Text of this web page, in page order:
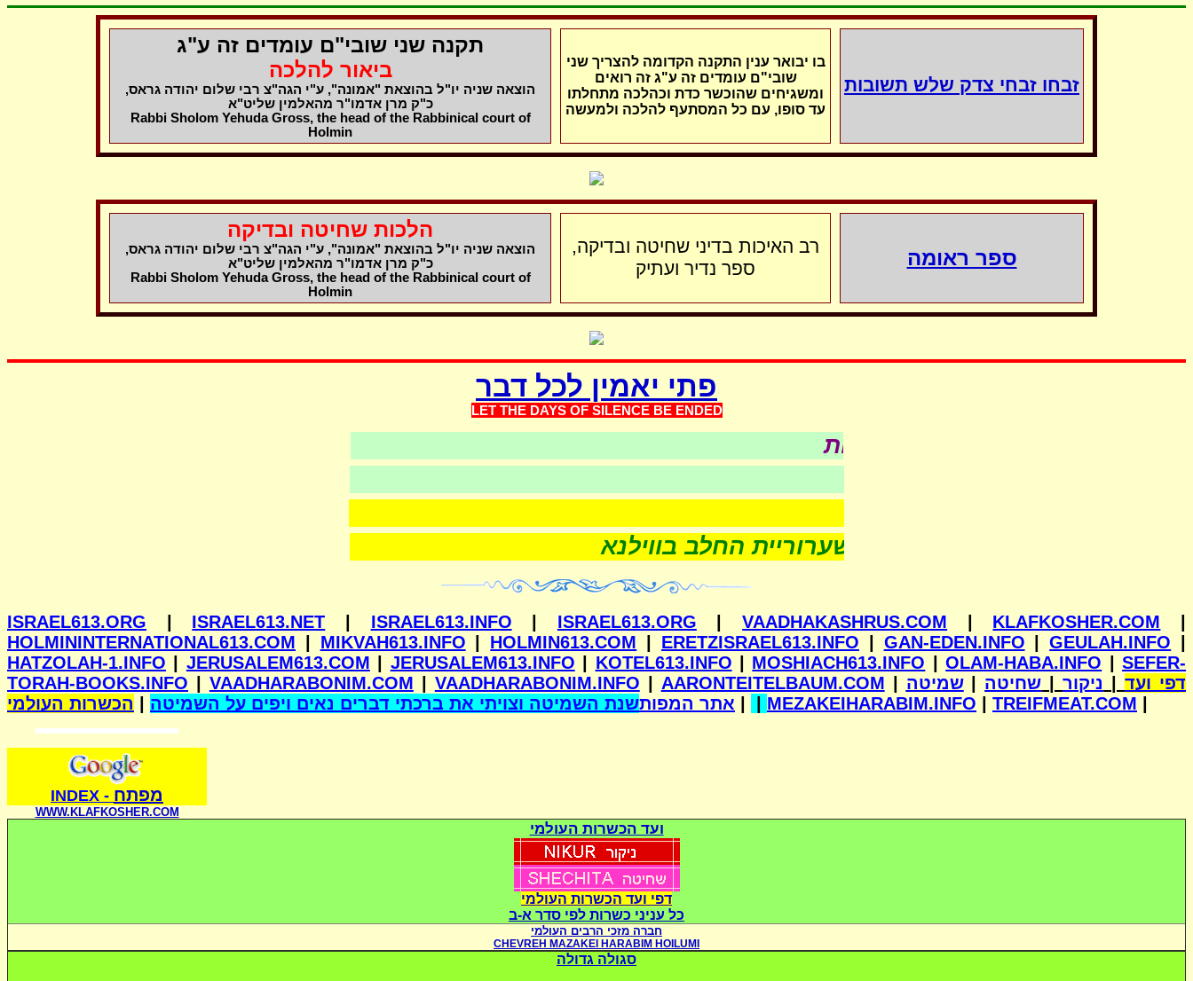
זבחו זבחי צדק שלש תשובות
בו יבואר ענין התקנה הקדומה להצריך שני
שובי"ם עומדים זה ע"ג זה רואים
ומשגיחים שהוכשר כדת וכהלכה מתחלתו
עד סופו, עם כל המסתעף להלכה ולמעשה
תקנה שני שובי"ם עומדים זה ע"ג
ביאור להלכה
הוצאה שניה יו"ל בהוצאת "אמונה", ע"י הגה"צ רבי שלום יהודה גראס,
כ"ק מרן אדמו"ר מהאלמין שליט"א
Rabbi Sholom Yehuda Gross, the head of the Rabbinical court of
Holmin
ספר ראומה
רב האיכות בדיני שחיטה ובדיקה,
ספר נדיר ועתיק
הלכות שחיטה ובדיקה
הוצאה שניה יו"ל בהוצאת "אמונה", ע"י הגה"צ רבי שלום יהודה גראס,
כ"ק מרן אדמו"ר מהאלמין שליט"א
Rabbi Sholom Yehuda Gross, the head of the Rabbinical court of
Holmin
פתי יאמין לכל דבר
LET THE DAYS OF SILENCE BE ENDED
כל עניני כשרות
שערוריית החלב בווילנא
ISRAEL613.ORG ISRAEL613.NET ISRAEL613.INFO ISRAEL613.ORG |VAADHAKASHRUS.COM KLAFKOSHER.COM
HOLMININTERNATIONAL613.COM
MIKVAH613.INFO HOLMIN613.COM ERETZISRAEL613.INFO GAN-EDEN.INFO |GEULAH.INFO
HATZOLAH-1.INFO
JERUSALEM613.COM JERUSALEM613.INFO KOTEL613.INFO MOSHIACH613.INFO |OLAM-HABA.INFO |SEFER-
TORAH-BOOKS.INFO
VAADHARABONIM.COM VAADHARABONIM.INFO AARONTEITELBAUM.COM שמיטה| שחיטה |ניקור |דפי ועד
הכשרות העולמי
שנת השמיטה וצויתי את ברכתי דברים נאים ויפים על השמיטהאתר המפות MEZAKEIHARABIM.INFO TREIFMEAT.COM
מפתח -
INDEX
WWW.KLAFKOSHER.COM
ועד הכשרות העולמי
דפי ועד הכשרות העולמי
כל עניני כשרות לפי סדר א-ב
חברה מזכי הרבים העולמי
CHEVREH MAZAKEI HARABIM HOILUMI
סגולה גדולה